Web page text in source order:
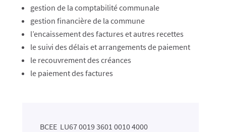
gestion de la comptabilité communale
gestion financière de la commune
l’encaissement des factures et autres recettes
le suivi des délais et arrangements de paiement
le recouvrement des créances
le paiement des factures
BCEE LU67 0019 3601 0010 4000